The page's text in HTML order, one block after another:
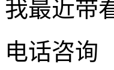
我最近带
电话咨询